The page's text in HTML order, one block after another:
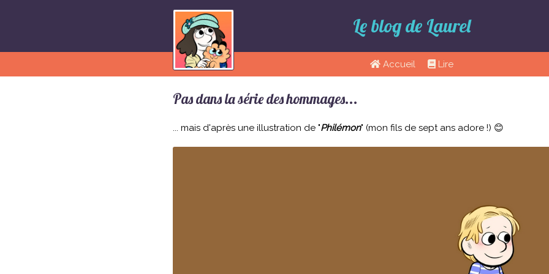
Le blog de Laurel
Accueil Lire
Pas dans la série des hommages...
... mais d'après une illustration de "Philémon" (mon fils de sept ans adore !) 😊